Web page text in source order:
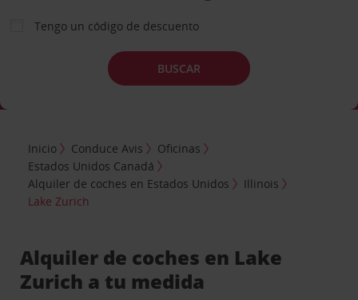
Tengo un código de descuento
BUSCAR
Inicio Conduce Avis
Oficinas
Estados Unidos Canadá
Alquiler de coches en Estados Unidos
Illinois
Lake Zurich
Alquiler de coches en Lake
Zurich a tu medida